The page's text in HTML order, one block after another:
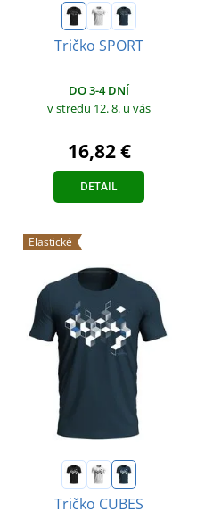
Tričko SPORT
DO 3-4 DNÍ
v stredu 12. 8. u vás
16,82 €
DETAIL
Elastické
Tričko CUBES